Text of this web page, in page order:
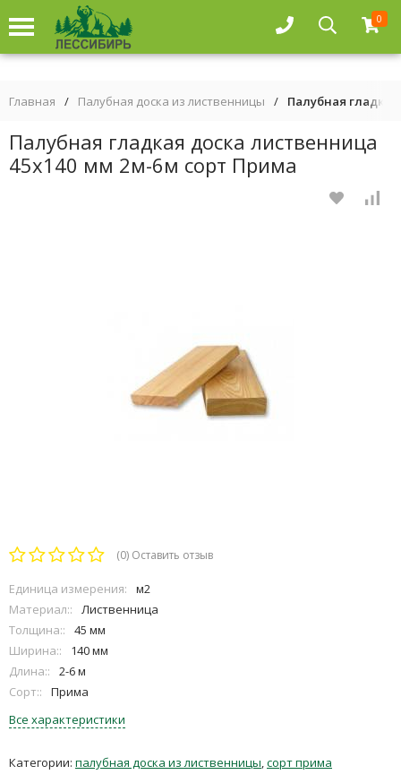
0
Главная / Палубная доска из лиственницы / Палубная
Палубная гладкая доска лиственница
45х140 мм 2м-6м сорт Прима
(0) Оставить отзыв
Единица измерения:
м2
Материал::
Лиственница
Толщина::
45 мм
Ширина::
140 мм
Длина::
2-6 м
Сорт::
Прима
Все характеристики
Категории: палубная доска из лиственницы,сорт прима